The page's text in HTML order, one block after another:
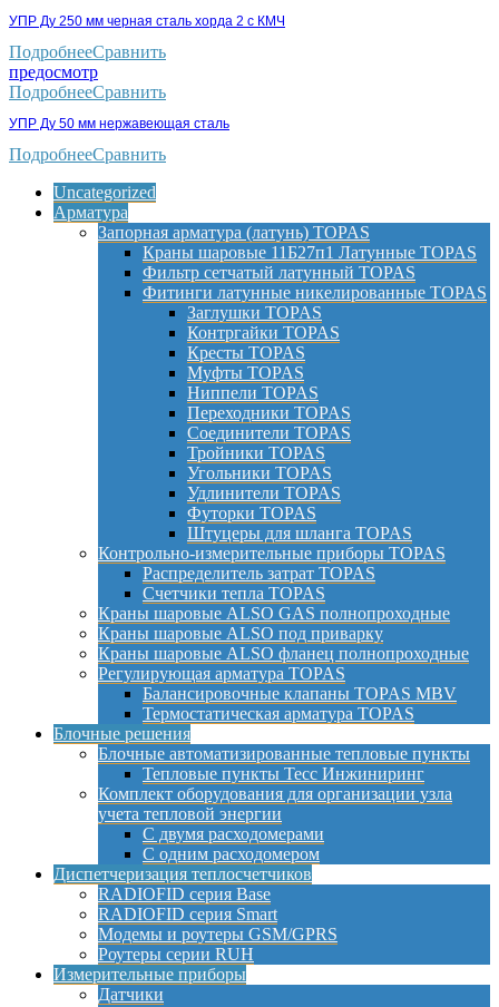
УПР Ду 250 мм черная сталь хорда 2 с КМЧ
ПодробнееСравнить
предосмотр
ПодробнееСравнить
УПР Ду 50 мм нержавеющая сталь
ПодробнееСравнить
Uncategorized
Арматура
Запорная арматура (латунь) TOPAS
Краны шаровые 11Б27п1 Латунные TOPAS
Фильтр сетчатый латунный TOPAS
Фитинги латунные никелированные TOPAS
Заглушки TOPAS
Контргайки TOPAS
Кресты TOPAS
Муфты TOPAS
Ниппели TOPAS
Переходники TOPAS
Соединители TOPAS
Тройники TOPAS
Угольники TOPAS
Удлинители TOPAS
Футорки TOPAS
Штуцеры для шланга TOPAS
Контрольно-измерительные приборы TOPAS
Распределитель затрат TOPAS
Счетчики тепла TOPAS
Краны шаровые ALSO GAS полнопроходные
Краны шаровые ALSO под приварку
Краны шаровые ALSO фланец полнопроходные
Регулирующая арматура TOPAS
Балансировочные клапаны TOPAS MBV
Термостатическая арматура TOPAS
Блочные решения
Блочные автоматизированные тепловые пункты
Тепловые пункты Тесс Инжиниринг
Комплект оборудования для организации узла
учета тепловой энергии
С двумя расходомерами
С одним расходомером
Диспетчеризация теплосчетчиков
RADIOFID серия Base
RADIOFID серия Smart
Модемы и роутеры GSM/GPRS
Роутеры серии RUH
Измерительные приборы
Датчики